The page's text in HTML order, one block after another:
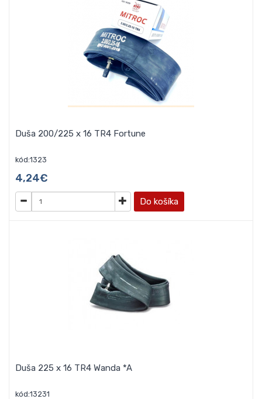
Duša 200/225 x 16 TR4 Fortune
kód:1323
4,24€
Do košíka
Duša 225 x 16 TR4 Wanda *A
kód:13231